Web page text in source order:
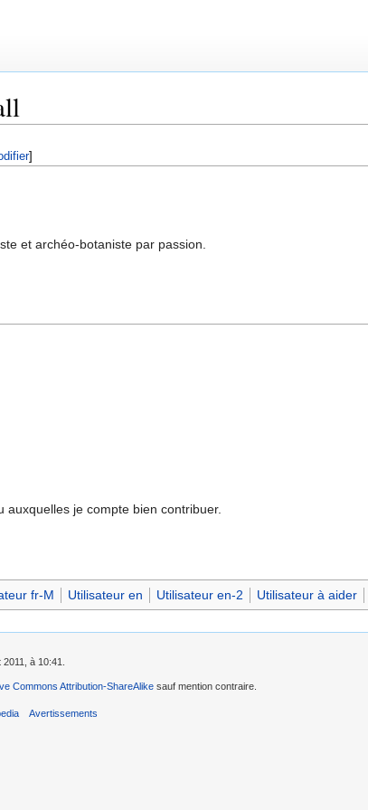
]
et archéo-botaniste par passion.
auxquelles je compte bien contribuer.
fr-M Utilisateur en Utilisateur en-2 Utilisateur à aider
à 10:41.
Commons Attribution-ShareAlike sauf mention contraire.
Avertissements